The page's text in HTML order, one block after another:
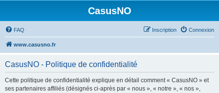
CasusNO
FAQ Connexion
Inscription
www.casusno.fr
CasusNO - Politique de confidentialité
Cette politique de confidentialité explique en détail comment « CasusNO » et
ses partenaires affiliés (désignés ci-après par « nous », « notre », « nos »,